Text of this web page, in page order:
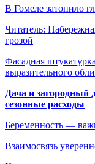
В Гомеле затопило
Читатель:
грозой
Фасадная
выразительного
Дача и загородный
сезонные расходы
Беременность —
Взаимосвязь